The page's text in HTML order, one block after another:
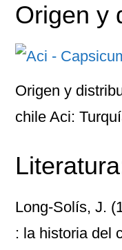
Origen y
Origen y
chile Aci:
Long-Solís, J.
: la historia del